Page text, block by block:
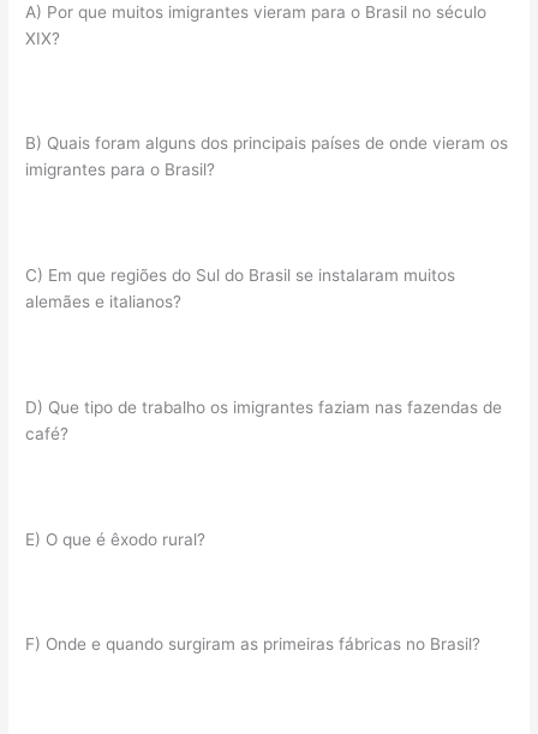
A) Por que muitos imigrantes vieram para o Brasil no século
XIX?
B) Quais foram alguns dos principais países de onde vieram os
imigrantes para o Brasil?
C) Em que regiões do Sul do Brasil se instalaram muitos
alemães e italianos?
D) Que tipo de trabalho os imigrantes faziam nas fazendas de
café?
E) O que é êxodo rural?
F) Onde e quando surgiram as primeiras fábricas no Brasil?